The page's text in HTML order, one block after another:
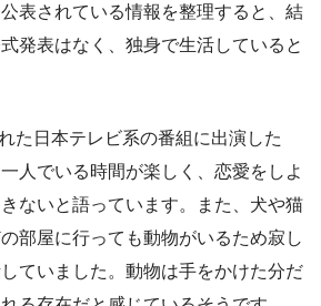
表されている情報を整理すると、結
発表はなく、独身で生活していると
た日本テレビ系の番組に出演した
人でいる時間が楽しく、恋愛をしよ
ないと語っています。また、犬や猫
部屋に行っても動物がいるため寂し
ていました。動物は手をかけた分だ